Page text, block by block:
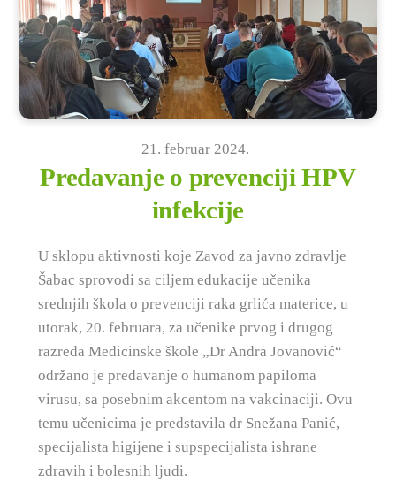
21. februar 2024.
Predavanje o prevenciji HPV
infekcije
U sklopu aktivnosti koje Zavod za javno zdravlje
Šabac sprovodi sa ciljem edukacije učenika
srednjih škola o prevenciji raka grlića materice, u
utorak, 20. februara, za učenike prvog i drugog
razreda Medicinske škole „Dr Andra Jovanović“
održano je predavanje o humanom papiloma
virusu, sa posebnim akcentom na vakcinaciji. Ovu
temu učenicima je predstavila dr Snežana Panić,
specijalista higijene i supspecijalista ishrane
zdravih i bolesnih ljudi.